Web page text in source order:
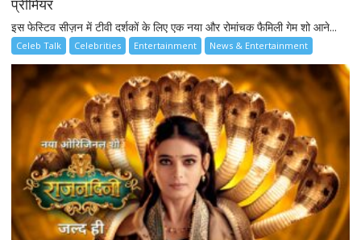
प्रीमियर
इस फेस्टिव सीज़न में टीवी दर्शकों के लिए एक नया और रोमांचक फैमिली गेम शो आने...
Celeb Talk Celebrities Entertainment News & Entertainment